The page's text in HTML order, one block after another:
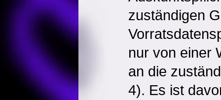
zuständigen
nur von einer
an die
4). Es ist